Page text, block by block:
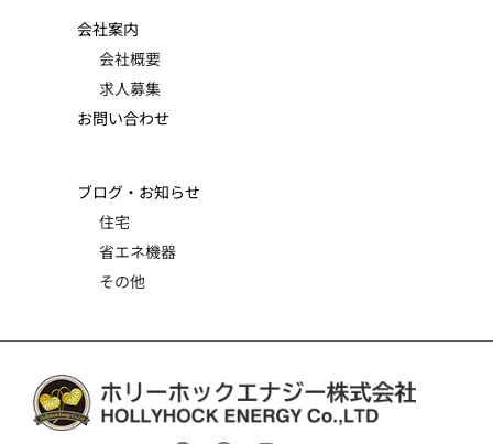
会社案内
会社概要
求人募集
お問い合わせ
ブログ・お知らせ
住宅
省エネ機器
その他